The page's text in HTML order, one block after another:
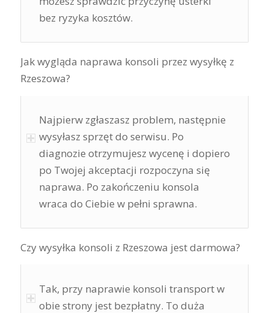
bez ryzyka kosztów.
Jak wygląda naprawa konsoli przez wysyłkę z
Rzeszowa?
Najpierw zgłaszasz problem, następnie
wysyłasz sprzęt do serwisu. Po
diagnozie otrzymujesz wycenę i dopiero
po Twojej akceptacji rozpoczyna się
naprawa. Po zakończeniu konsola
wraca do Ciebie w pełni sprawna.
Czy wysyłka konsoli z Rzeszowa jest darmowa?
Tak, przy naprawie konsoli transport w
obie strony jest bezpłatny. To duża